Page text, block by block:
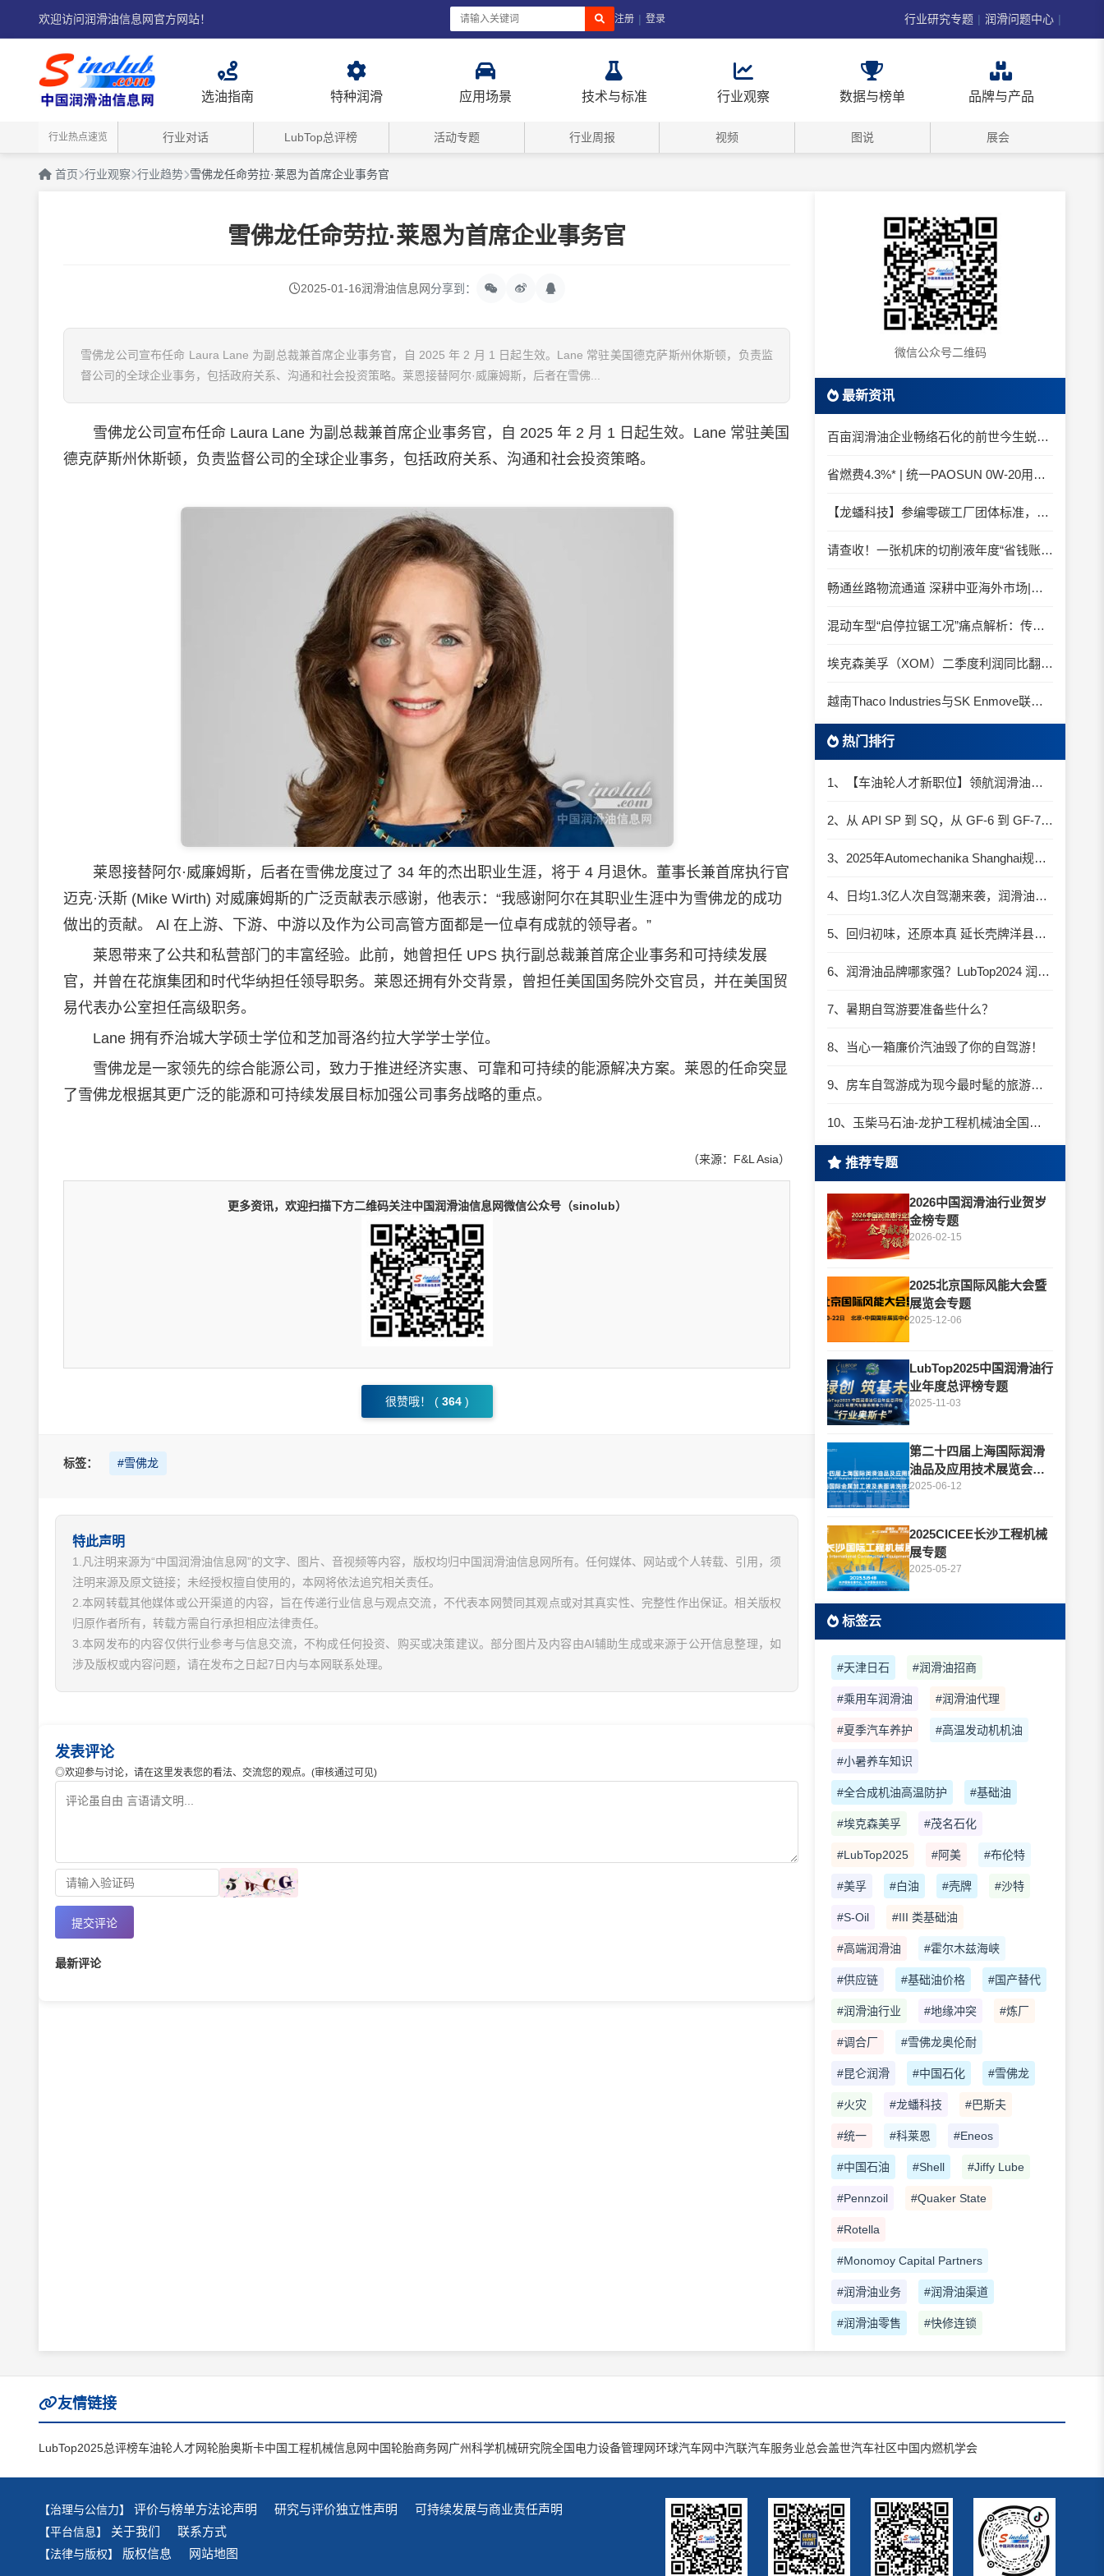
欢迎访问润滑油信息网官方网站！ 注册 | 登录 行业研究专题 | 润滑问题中心 |
选油指南 特种润滑 应用场景 技术与标准 行业观察 数据与榜单 品牌与产品
行业热点速览 行业对话 LubTop总评榜 活动专题 行业周报 视频 图说 展会
首页 行业观察 行业趋势 雪佛龙任命劳拉·莱恩为首席企业事务官
雪佛龙任命劳拉·莱恩为首席企业事务官
2025-01-16润滑油信息网分享到：
雪佛龙公司宣布任命 Laura Lane 为副总裁兼首席企业事务官，自 2025 年 2 月 1 日起生效。Lane 常驻美国德克萨斯州休斯顿，负责监
督公司的全球企业事务，包括政府关系、沟通和社会投资策略。莱恩接替阿尔·威廉姆斯，后者在雪佛...
雪佛龙公司宣布任命 Laura Lane 为副总裁兼首席企业事务官，自 2025 年 2 月 1 日起生效。Lane 常驻美国
德克萨斯州休斯顿，负责监督公司的全球企业事务，包括政府关系、沟通和社会投资策略。
莱恩接替阿尔·威廉姆斯，后者在雪佛龙度过了 34 年的杰出职业生涯，将于 4 月退休。董事长兼首席执行官
迈克·沃斯 (Mike Wirth) 对威廉姆斯的广泛贡献表示感谢，他表示：“我感谢阿尔在其职业生涯中为雪佛龙的成功
做出的贡献。 Al 在上游、下游、中游以及作为公司高管方面都是一位卓有成就的领导者。”
莱恩带来了公共和私营部门的丰富经验。此前，她曾担任 UPS 执行副总裁兼首席企业事务和可持续发展
官，并曾在花旗集团和时代华纳担任领导职务。莱恩还拥有外交背景，曾担任美国国务院外交官员，并在美国贸
易代表办公室担任高级职务。
Lane 拥有乔治城大学硕士学位和芝加哥洛约拉大学学士学位。
雪佛龙是一家领先的综合能源公司，致力于推进经济实惠、可靠和可持续的能源解决方案。莱恩的任命突显
了雪佛龙根据其更广泛的能源和可持续发展目标加强公司事务战略的重点。
（来源：F&L Asia）
更多资讯，欢迎扫描下方二维码关注中国润滑油信息网微信公众号（sinolub）
很赞哦！ ( 364 )
标签： #雪佛龙
特此声明
1.凡注明来源为“中国润滑油信息网”的文字、图片、音视频等内容，版权均归中国润滑油信息网所有。任何媒体、网站或个人转载、引用，须
注明来源及原文链接；未经授权擅自使用的，本网将依法追究相关责任。
2.本网转载其他媒体或公开渠道的内容，旨在传递行业信息与观点交流，不代表本网赞同其观点或对其真实性、完整性作出保证。相关版权
归原作者所有，转载方需自行承担相应法律责任。
3.本网发布的内容仅供行业参考与信息交流，不构成任何投资、购买或决策建议。部分图片及内容由AI辅助生成或来源于公开信息整理，如
涉及版权或内容问题，请在发布之日起7日内与本网联系处理。
发表评论
◎欢迎参与讨论，请在这里发表您的看法、交流您的观点。(审核通过可见)
提交评论
最新评论
微信公众号二维码
最新资讯
百亩润滑油企业畅络石化的前世今生蜕变之路
省燃费4.3%* | 统一PAOSUN 0W-20用认证和标准说话
【龙蟠科技】参编零碳工厂团体标准，龙蟠科技以绿色智造锚定零碳未来
请查收！一张机床的切削液年度“省钱账单”
畅通丝路物流通道 深耕中亚海外市场|中国石化SINOPEC润滑油北京-阿拉木图图定班列顺利抵达
混动车型“启停拉锯工况”痛点解析：传统机油为何频繁出现油泥堆积？
埃克森美孚（XOM）二季度利润同比翻倍 创2022年以来新高
越南Thaco Industries与SK Enmove联手合作润滑油
热门排行
1、【车油轮人才新职位】领航润滑油优质职位招聘
2、从 API SP 到 SQ，从 GF-6 到 GF-7：润滑油技术壁垒再升高，你准备好了吗？
3、2025年Automechanika Shanghai规模再度扩大：首次启用国家会展中心（上海）全部15个展馆
4、日均1.3亿人次自驾潮来袭，润滑油行业解锁增长新密码​
5、回归初味，还原本真 延长壳牌洋县踏春自驾游
6、润滑油品牌哪家强？LubTop2024 润滑油总评榜荣耀张榜
7、暑期自驾游要准备些什么？
8、当心一箱廉价汽油毁了你的自驾游！
9、房车自驾游成为现今最时髦的旅游方式
10、玉柴马石油-龙护工程机械油全国招商丨卓越的品质，专业的品牌！
推荐专题
2026中国润滑油行业贺岁
金榜专题
2026-02-15
2025北京国际风能大会暨
展览会专题
2025-12-06
LubTop2025中国润滑油行
业年度总评榜专题
2025-11-03
第二十四届上海国际润滑
油品及应用技术展览会专
题
2025-06-12
2025CICEE长沙工程机械
展专题
2025-05-27
标签云
#天津日石 #润滑油招商
#乘用车润滑油 #润滑油代理
#夏季汽车养护 #高温发动机机油
#小暑养车知识
#全合成机油高温防护 #基础油
#埃克森美孚 #茂名石化
#LubTop2025 #阿美 #布伦特
#美孚 #白油 #壳牌 #沙特
#S-Oil #III 类基础油
#高端润滑油 #霍尔木兹海峡
#供应链 #基础油价格 #国产替代
#润滑油行业 #地缘冲突 #炼厂
#调合厂 #雪佛龙奥伦耐
#昆仑润滑 #中国石化 #雪佛龙
#火灾 #龙蟠科技 #巴斯夫
#统一 #科莱恩 #Eneos
#中国石油 #Shell #Jiffy Lube
#Pennzoil #Quaker State
#Rotella
#Monomoy Capital Partners
#润滑油业务 #润滑油渠道
#润滑油零售 #快修连锁
友情链接
LubTop2025总评榜车油轮人才网轮胎奥斯卡中国工程机械信息网中国轮胎商务网广州科学机械研究院全国电力设备管理网环球汽车网中汽联汽车服务业总会盖世汽车社区中国内燃机学会
【治理与公信力】 评价与榜单方法论声明 研究与评价独立性声明 可持续发展与商业责任声明
【平台信息】 关于我们 联系方式
【法律与版权】 版权信息 网站地图